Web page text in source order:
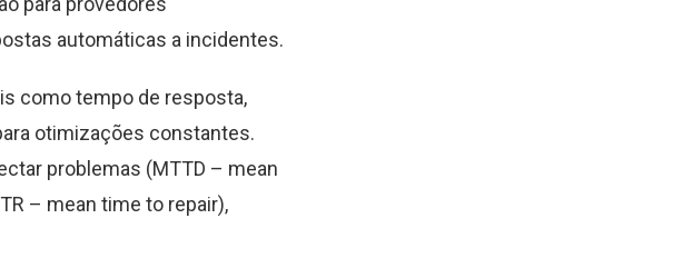
automáticas a incidentes.
como tempo de resposta,
otimizações constantes.
problemas (MTTD – mean
– mean time to repair),